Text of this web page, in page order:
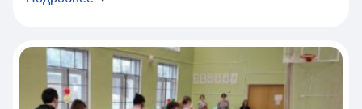
песни «Орфей» (пед. Катерисова Людмила
Николаевна);– Эстрадно-джазовая студия; вокал
(пед. Казакова Ульяна Сергеевна);– Ансамбль
акустической гитары «Фьюжн» (пед….